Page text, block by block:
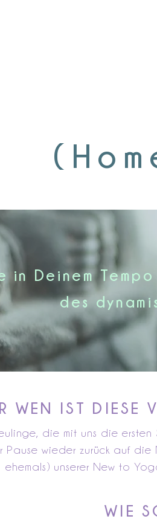
in Deinem
des
WEN IST DIESE
die mit uns die
wieder zurück auf die
ehemals) unserer New to
WIE